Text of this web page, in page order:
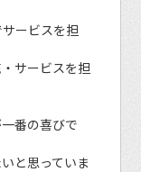
ービスを担
サービスを担
番の喜びで
と思っていま